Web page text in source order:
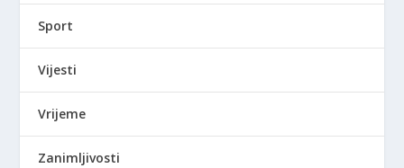
Sport
Vijesti
Vrijeme
Zanimljivosti